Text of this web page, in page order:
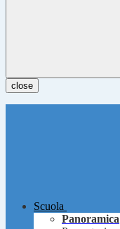
close
Scuola
Panoramica